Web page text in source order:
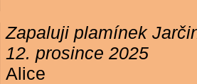
Zapaluji plamínek
12. prosince 2025
Alice